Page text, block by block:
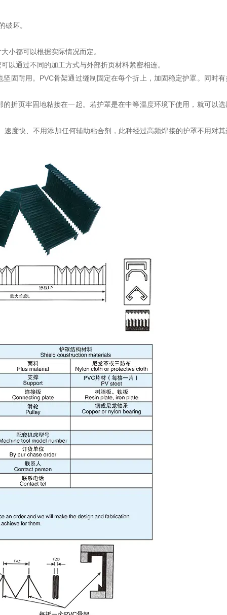
破坏。
小都可以根据实际情况而定。
以通过不同的加工方式与外部折页材料紧密相连。
固耐用。PVC骨架通过缝制固定在每个折上，加固稳定护罩。同时有
折页牢固地粘接在一起。若护罩是在中等温度环境下使用，就可以选
度快、不用添加任何辅助粘合剂，此种经过高频焊接的护罩不用对其